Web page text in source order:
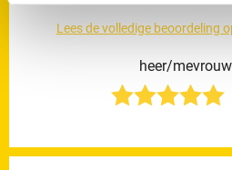
Lees de volledige beoordeling
heer/